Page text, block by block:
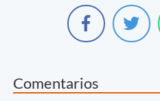
Comentarios